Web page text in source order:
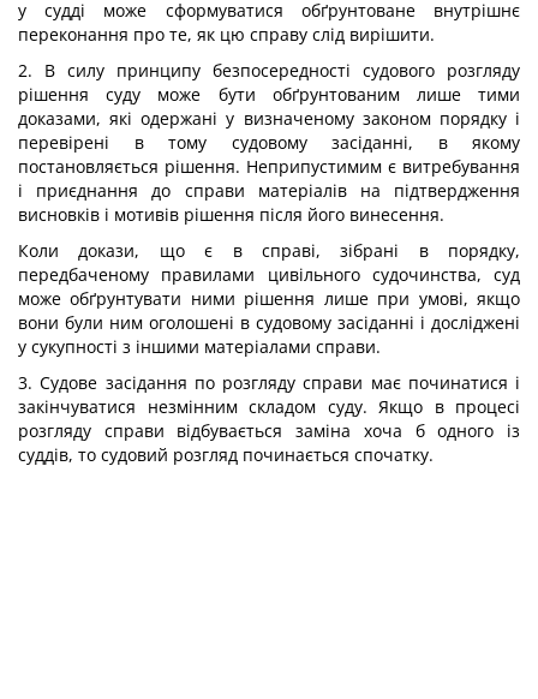
у судді може сформуватися обґрунтоване внутрішнє
переконання про те, як цю справу слід вирішити.
2. В силу принципу безпосередності судового розгляду
рішення суду може бути обґрунтованим лише тими
доказами, які одержані у визначеному законом порядку і
перевірені в тому судовому засіданні, в якому
постановляється рішення. Неприпустимим є витребування
і приєднання до справи матеріалів на підтвердження
висновків і мотивів рішення після його винесення.
Коли докази, що є в справі, зібрані в порядку,
передбаченому правилами цивільного судочинства, суд
може обґрунтувати ними рішення лише при умові, якщо
вони були ним оголошені в судовому засіданні і досліджені
у сукупності з іншими матеріалами справи.
3. Судове засідання по розгляду справи має починатися і
закінчуватися незмінним складом суду. Якщо в процесі
розгляду справи відбувається заміна хоча б одного із
суддів, то судовий розгляд починається спочатку.